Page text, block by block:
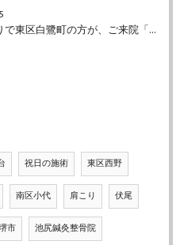
腰痛と肩こりで東区白鷺町の方が、ご来院「堺市中区の池尻鍼灸整骨院」
祝日の施術 東区西野
南区小代 肩こり 伏尾
市 池尻鍼灸整骨院